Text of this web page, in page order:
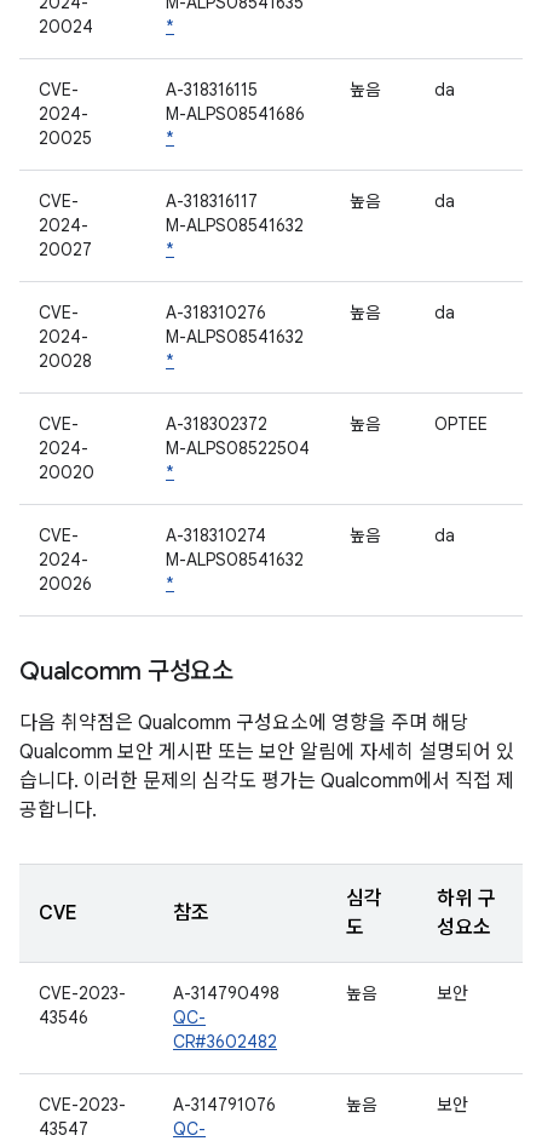
20024
*
CVE-
2024-
20025
A-318316115
M-ALPS08541686
*
높음 da
CVE-
2024-
20027
A-318316117
M-ALPS08541632
*
높음 da
CVE-
2024-
20028
A-318310276
M-ALPS08541632
*
높음 da
CVE-
2024-
20020
A-318302372
M-ALPS08522504
*
높음 OPTEE
CVE-
2024-
20026
A-318310274
M-ALPS08541632
*
높음 da
Qualcomm 구성요소
다음 취약점은 Qualcomm 구성요소에 영향을 주며 해당
Qualcomm 보안 게시판 또는 보안 알림에 자세히 설명되어 있
습니다. 이러한 문제의 심각도 평가는 Qualcomm에서 직접 제
공합니다.
CVE 참조
심각
도
하위 구
성요소
CVE-2023-
43546
A-314790498
QC-
CR#3602482
높음 보안
CVE-2023-
43547
A-314791076
QC-
높음 보안